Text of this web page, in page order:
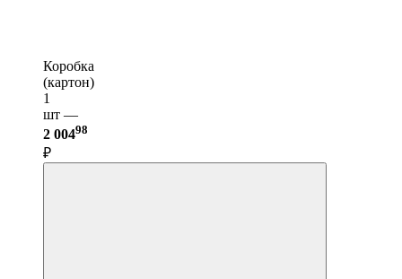
Коробка
(картон)
1
шт —
2 00498
₽